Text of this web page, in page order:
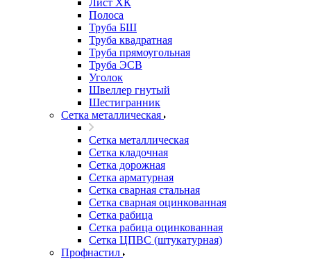
Лист ХК
Полоса
Труба БШ
Труба квадратная
Труба прямоугольная
Труба ЭСВ
Уголок
Швеллер гнутый
Шестигранник
Сетка металлическая
Сетка металлическая
Сетка кладочная
Сетка дорожная
Сетка арматурная
Сетка сварная стальная
Сетка сварная оцинкованная
Сетка рабица
Сетка рабица оцинкованная
Сетка ЦПВС (штукатурная)
Профнастил